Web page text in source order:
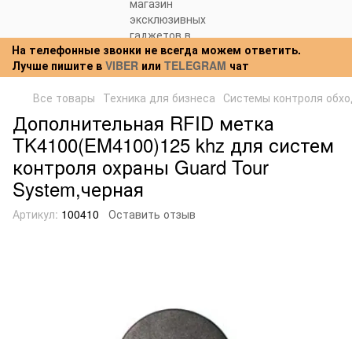
На телефонные звонки не всегда можем ответить.
Лучше пишите в VIBER или TELEGRAM чат
Все товары Техника для бизнеса Системы контроля
Дополнительная RFID метка
TK4100(EM4100)125 khz для систем
контроля охраны Guard Tour
System,черная
Артикул: 100410 Оставить отзыв